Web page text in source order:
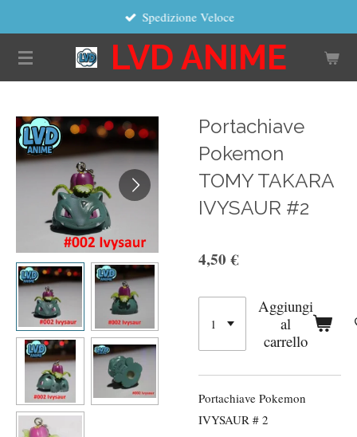
contenuto
principale
LVD ANIME
Spedizione Veloce
Portachiave
Pokemon
TOMY TAKARA
IVYSAUR #2
4,50 €
Aggiungi
al
carrello
Portachiave Pokemon
IVYSAUR # 2